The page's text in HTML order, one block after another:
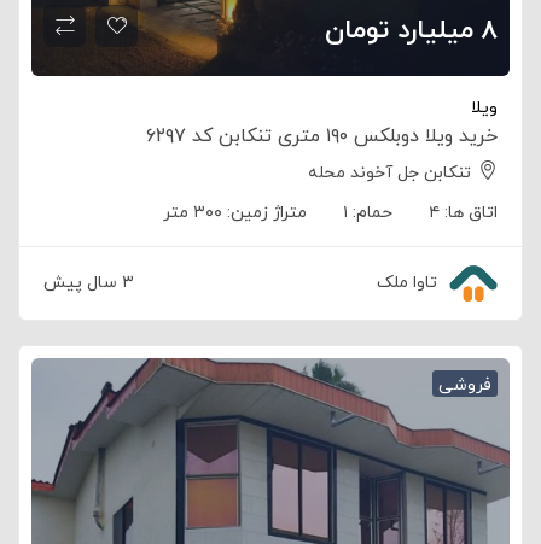
۸ میلیارد تومان
ویلا
خرید ویلا دوبلکس ۱۹۰ متری تنکابن کد ۶۲۹۷
تنکابن جل آخوند محله
اتاق ها: ۴ حمام: ۱ متراژ زمین: ۳۰۰ متر
تاوا ملک ۳ سال پیش
فروشی